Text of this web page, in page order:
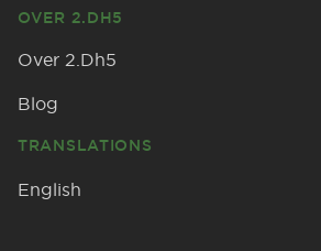
OVER 2.DH5
Over 2.Dh5
Blog
TRANSLATIONS
English